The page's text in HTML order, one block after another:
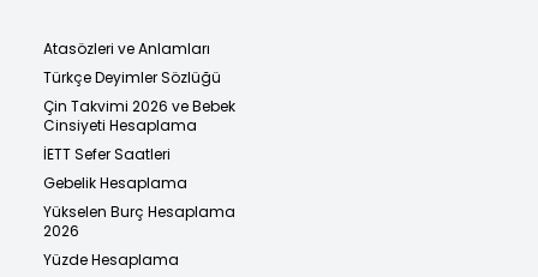
Atasözleri ve Anlamları
Türkçe Deyimler Sözlüğü
Çin Takvimi 2026 ve Bebek
Cinsiyeti Hesaplama
İETT Sefer Saatleri
Gebelik Hesaplama
Yükselen Burç Hesaplama
2026
Yüzde Hesaplama